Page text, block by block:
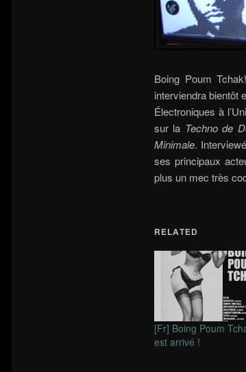
Boing Poum
interviendra bientôt
Électroniques à
sur la Techno de
Minimale.
ses principaux
plus un mec très
RELATED
[Fr] Boing Poum
est arrivé !